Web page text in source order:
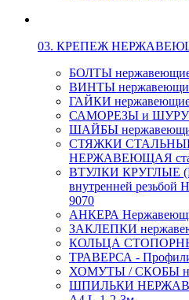
03. КРЕПЕЖ
БОЛТЫ
ВИНТЫ
ГАЙКИ
САМОРЕЗЫ и
ШАЙБЫ
СТЯЖКИ СТАЛЬНЫЕ
НЕРЖАВЕЮЩАЯ
ВТУЛКИ КРУГЛЫЕ
внутренней
9070
АНКЕРА
ЗАКЛЕПКИ
КОЛЬЦА
ТРАВЕРСА -
ХОМУТЫ / СКОБЫ
ШПИЛЬКИ